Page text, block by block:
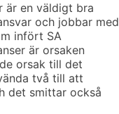
är en väldigt bra
och jobbar med
infört SA
är orsaken
orsak till det
två till att
det smittar också